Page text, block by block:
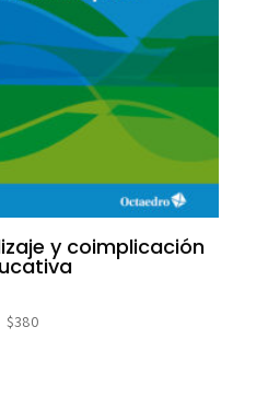
y coimplicación
$380